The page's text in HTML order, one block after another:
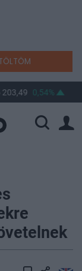
203,49 0,54%